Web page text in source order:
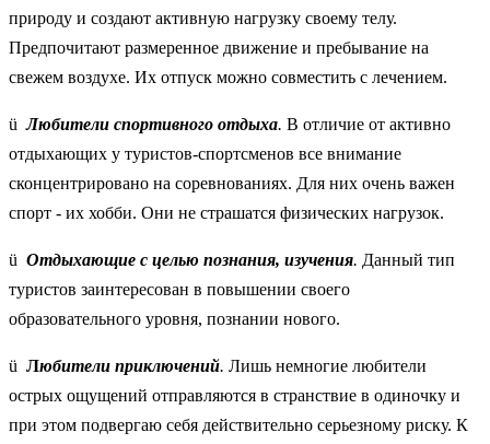
природу и создают активную нагрузку своему телу.
Предпочитают размеренное движение и пребывание на
свежем воздухе. Их отпуск можно совместить с лечением.
üЛюбители спортивного отдыха. В отличие от активно
отдыхающих у туристов-спортсменов все внимание
сконцентрировано на соревнованиях. Для них очень важен
спорт - их хобби. Они не страшатся физических нагрузок.
ü Отдыхающие с целью познания, изучения. Данный тип
туристов заинтересован в повышении своего
образовательного уровня, познании нового.
ü Любители приключений. Лишь немногие любители
острых ощущений отправляются в странствие в одиночку и
при этом подвергаю себя действительно серьезному риску. К